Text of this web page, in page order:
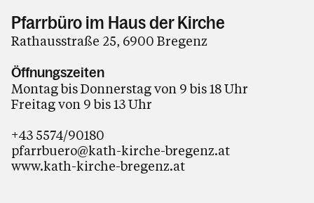
Pfarrbüro im Haus der Kirche
Rathausstraße 25, 6900 Bregenz
Öffnungszeiten
Montag bis Donnerstag von 9 bis 18 Uhr
Freitag von 9 bis 13 Uhr
+43 5574/90180
pfarrbuero@kath-kirche-bregenz.at
www.kath-kirche-bregenz.at